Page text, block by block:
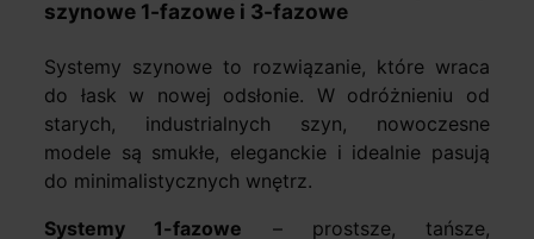
szynowe 1-fazowe i 3-fazowe
Systemy szynowe to rozwiązanie, które wraca
do łask w nowej odsłonie. W odróżnieniu od
starych, industrialnych szyn, nowoczesne
modele są smukłe, eleganckie i idealnie pasują
do minimalistycznych wnętrz.
Systemy 1-fazowe – prostsze, tańsze,